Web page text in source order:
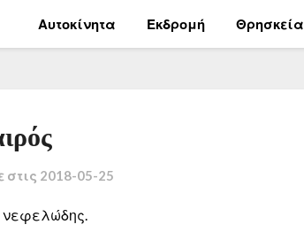
Αυτοκίνητα Εκδρομή Θρησκεία
στις 2018-05-25
νεφελώδης.